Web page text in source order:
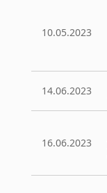
10.05.2023
14.06.2023
16.06.2023